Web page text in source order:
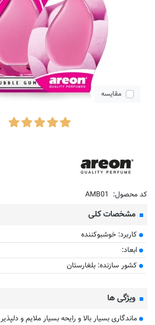
مقایسه
کد محصول: AMB01
مشخصات کلی
کاربرد: خوشبوکننده
ابعاد:
کشور سازنده: بلغارستان
ویژگی ها
ماندگاری بسیار بالا و رایحه بسیار ملایم و دلپذیر